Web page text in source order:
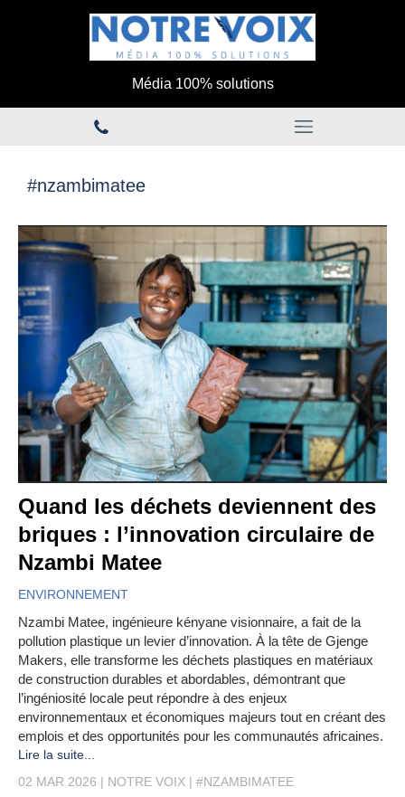
Média 100% solutions
#nzambimatee
Quand les déchets deviennent des
briques : l’innovation circulaire de
Nzambi Matee
ENVIRONNEMENT
Nzambi Matee, ingénieure kényane visionnaire, a fait de la
pollution plastique un levier d’innovation. À la tête de Gjenge
Makers, elle transforme les déchets plastiques en matériaux
de construction durables et abordables, démontrant que
l’ingéniosité locale peut répondre à des enjeux
environnementaux et économiques majeurs tout en créant des
emplois et des opportunités pour les communautés africaines.
Lire la suite...
02 MAR 2026
NOTRE VOIX #NZAMBIMATEE